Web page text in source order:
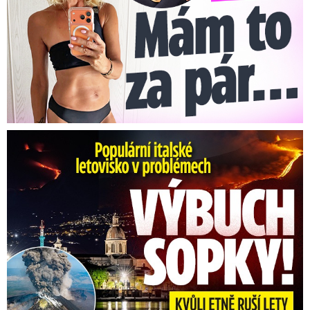
Už v úterý řešili jihomoravští policisté zvýšený
počet havárií a nehod na dálnicích i silnicích
nižších tříd.Problémy s průjezdností byly i na
hraničních přechodech s Rakouskem.
Komplikace v dopravě se kvůli vydatnému
sněžení dají čekat i dnes.
Pražané kloužou a padají. Počet
pacientů v nemocnicích rapidně
vzrostl
Problémy na železnici
Na většině území Středočeského kraje sněží.
Erupce sicilské sopky Etny: Ruší desítky letů